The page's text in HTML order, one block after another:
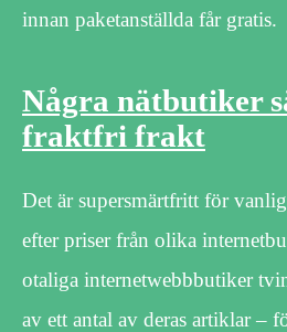
innan paketanställda får gratis.
Några nätbutiker
fraktfri frakt
Det är supersmärtfritt för
efter priser från olika
otaliga internetwebbbutiker
av ett antal av deras artiklar –